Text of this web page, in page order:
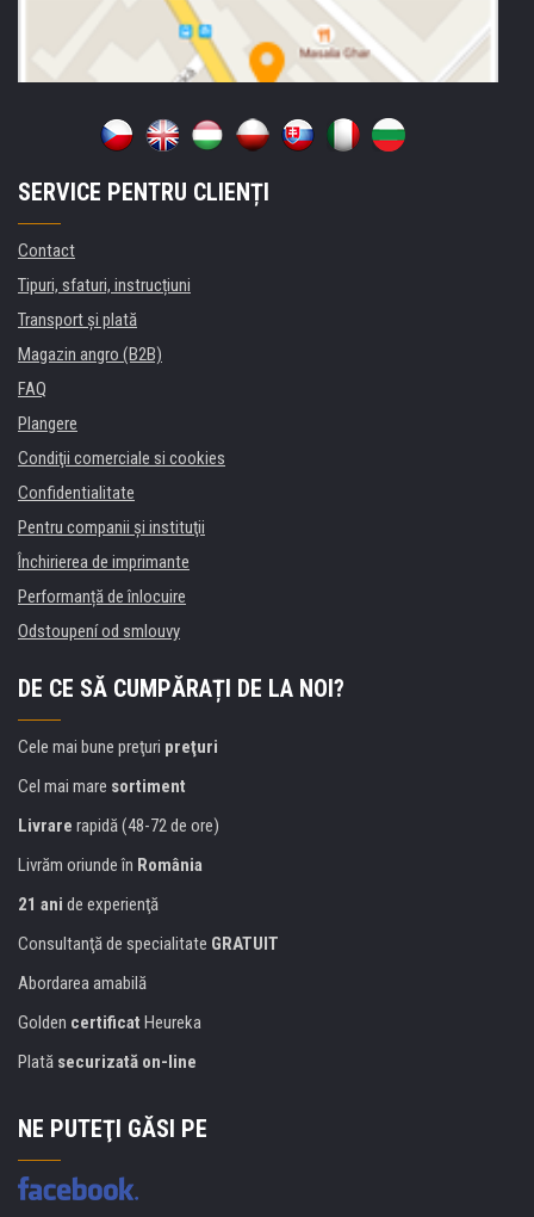
SERVICE PENTRU CLIENȚI
Contact
Tipuri, sfaturi, instrucțiuni
Transport şi plată
Magazin angro (B2B)
FAQ
Plangere
Condiţii comerciale si cookies
Confidentialitate
Pentru companii și instituţii
Închirierea de imprimante
Performanță de înlocuire
Odstoupení od smlouvy
DE CE SĂ CUMPĂRAȚI DE LA NOI?
Cele mai bune preţuri preţuri
Cel mai mare sortiment
Livrare rapidă (48-72 de ore)
Livrăm oriunde în România
21 ani de experienţă
Consultanţă de specialitate GRATUIT
Abordarea amabilă
Golden certificat Heureka
Plată securizată on-line
NE PUTEŢI GĂSI PE